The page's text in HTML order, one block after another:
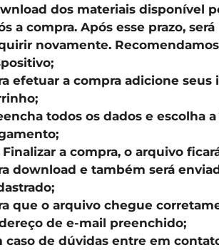
dos materiais disponível
a compra. Após esse prazo,
novamente.
efetuar a compra adicione seus
todos os dados e escolha
Finalizar a compra, o arquivo
download e também será
que o arquivo chegue
de e-mail preenchido;
caso de dúvidas entre em